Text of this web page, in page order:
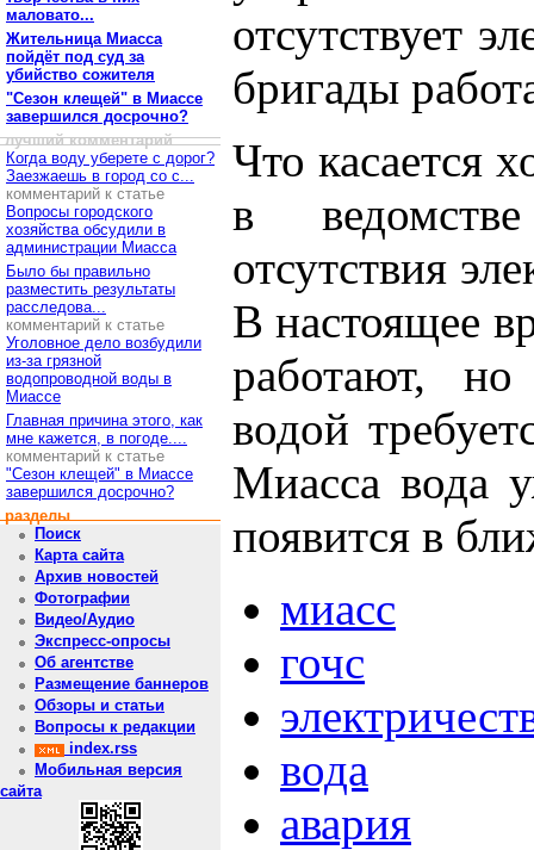
маловато...
Жительница Миасса
пойдёт под суд за
убийство сожителя
"Сезон клещей" в Миассе
завершился досрочно?
лучший комментарий
Когда воду уберете с дорог?
Заезжаешь в город со с...
комментарий к статье
Вопросы городского
хозяйства обсудили в
администрации Миасса
Было бы правильно
разместить результаты
расследова...
комментарий к статье
Уголовное дело возбудили
из-за грязной
водопроводной воды в
Миассе
Главная причина этого, как
мне кажется, в погоде....
комментарий к статье
"Сезон клещей" в Миассе
завершился досрочно?
разделы
Поиск
Карта сайта
Архив новостей
Фотографии
Видео/Аудио
Экспресс-опросы
Об агентстве
Размещение баннеров
Обзоры и статьи
Вопросы к редакции
index.rss
Мобильная версия
сайта
отсутствует
бригады
Что касается
в
отсутствия
В настоящее
работают,
водой
Миасса вода
появится в
миасс
гочс
вода
авария